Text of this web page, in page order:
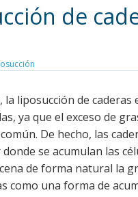
Leer más
de
la liposucción de caderas
ya que el exceso de
De hecho, las
se acumulan las
de forma natural la
como una forma de